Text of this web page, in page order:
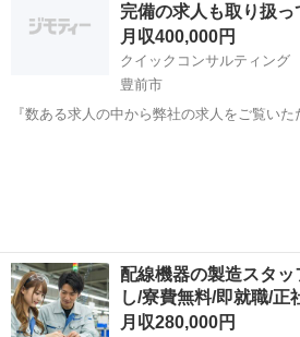
完備の求人も取り扱
月収400,000円
クイックコンサルティング
豊前市
『数ある求人の中から弊社の求人をご覧い
配線機器の製造スタ
し/寮費無料/即就職/
月収280,000円